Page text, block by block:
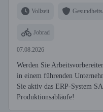
Vollzeit
Jobrad
07.08.2026
Werden Sie
in einem führenden
Sie aktiv das ERP-System
Produktionsabläufe!